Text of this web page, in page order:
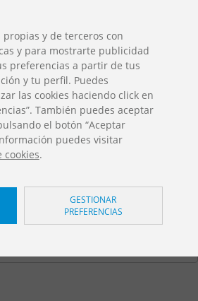
DESCARGAS
Catálogos Jolas
Net
propias y de terceros con
y para mostrarte publicidad
preferencias a partir de tus
y tu perfil. Puedes
las cookies haciendo click en
También puedes aceptar
el botón “Aceptar
puedes visitar
cookies.
GESTIONAR
PREFERENCIAS